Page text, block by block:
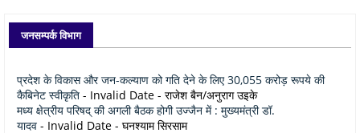
जनसम्पर्क विभाग
प्रदेश के विकास और जन-कल्याण को गति देने के लिए 30,055 करोड़ रूपये की
कैबिनेट स्वीकृति - Invalid Date - राजेश बैन/अनुराग उइके
मध्य क्षेत्रीय परिषद् की अगली बैठक होगी उज्जैन में : मुख्यमंत्री डॉ.
यादव - Invalid Date - घनश्याम सिरसाम